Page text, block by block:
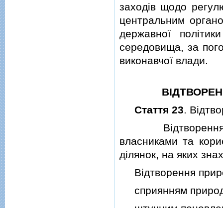
заходiв щодо
центральним
державної
середовища, за
виконавчої влади.
Стаття 23.
Вiдтворення
власниками та
дiлянок, на яких
Вiдтворення
сприянням